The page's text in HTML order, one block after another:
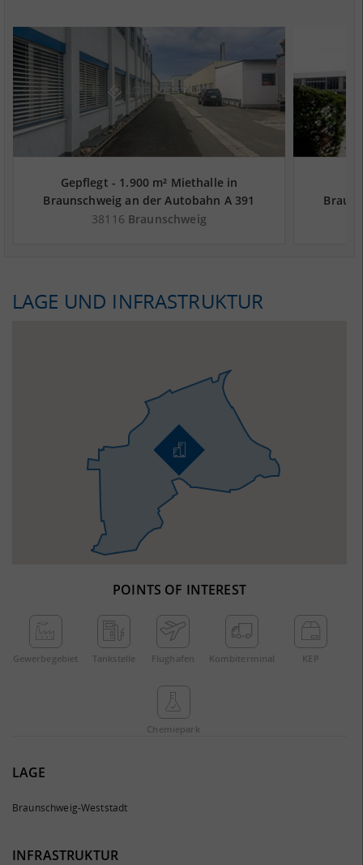
Gepflegt - 1.900 m² Miethalle in
Braunschweig an der Autobahn A 391
38116 Braunschweig
LAGE UND INFRASTRUKTUR
POINTS OF INTEREST
Gewerbe­gebiet Tankstelle Flughafen Kombi­terminal KEP
Chemie­park
LAGE
Braunschweig-Weststadt
INFRASTRUKTUR